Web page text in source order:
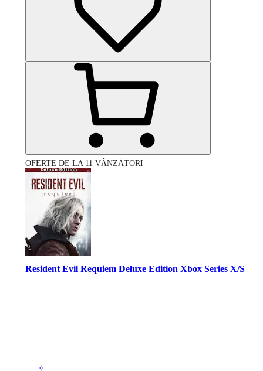
OFERTE DE LA 11 VÂNZĂTORI
Resident Evil Requiem Deluxe Edition Xbox Series X/S